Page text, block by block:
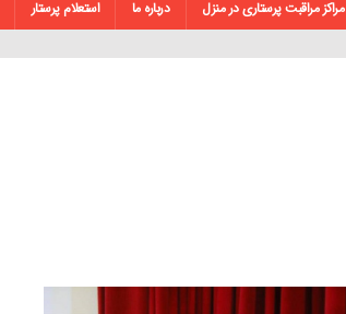
مراکز مراقبت پرستاری در منزل درباره ما استعلام پرستار